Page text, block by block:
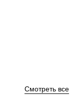
Смотреть все